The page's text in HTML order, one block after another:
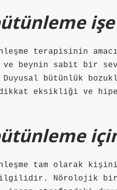
terapisinin
ve beynin sabit bir
Duyusal bütünlük
eksikliği ve
tam olarak
Nörolojik bir